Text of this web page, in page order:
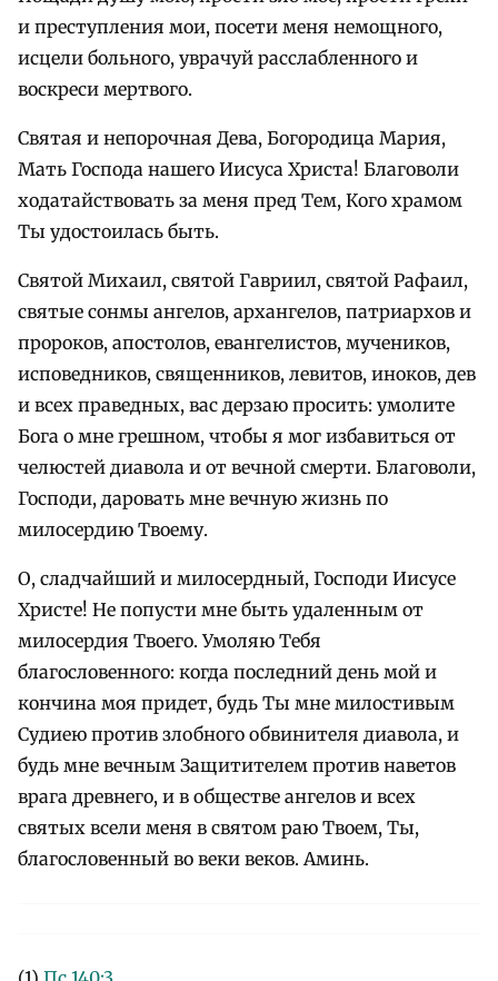
и преступления мои, посети меня немощного,
исцели больного, уврачуй расслабленного и
воскреси мертвого.
Святая и непорочная Дева, Богородица Мария,
Мать Господа нашего Иисуса Христа! Благоволи
ходатайствовать за меня пред Тем, Кого храмом
Ты удостоилась быть.
Святой Михаил, святой Гавриил, святой Рафаил,
святые сонмы ангелов, архангелов, патриархов и
пророков, апостолов, евангелистов, мучеников,
исповедников, священников, левитов, иноков, дев
и всех праведных, вас дерзаю просить: умолите
Бога о мне грешном, чтобы я мог избавиться от
челюстей диавола и от вечной смерти. Благоволи,
Господи, даровать мне вечную жизнь по
милосердию Твоему.
О, сладчайший и милосердный, Господи Иисусе
Христе! Не попусти мне быть удаленным от
милосердия Твоего. Умоляю Тебя
благословенного: когда последний день мой и
кончина моя придет, будь Ты мне милостивым
Судиею против злобного обвинителя диавола, и
будь мне вечным Защитителем против наветов
врага древнего, и в обществе ангелов и всех
святых всели меня в святом раю Твоем, Ты,
благословенный во веки веков. Аминь.